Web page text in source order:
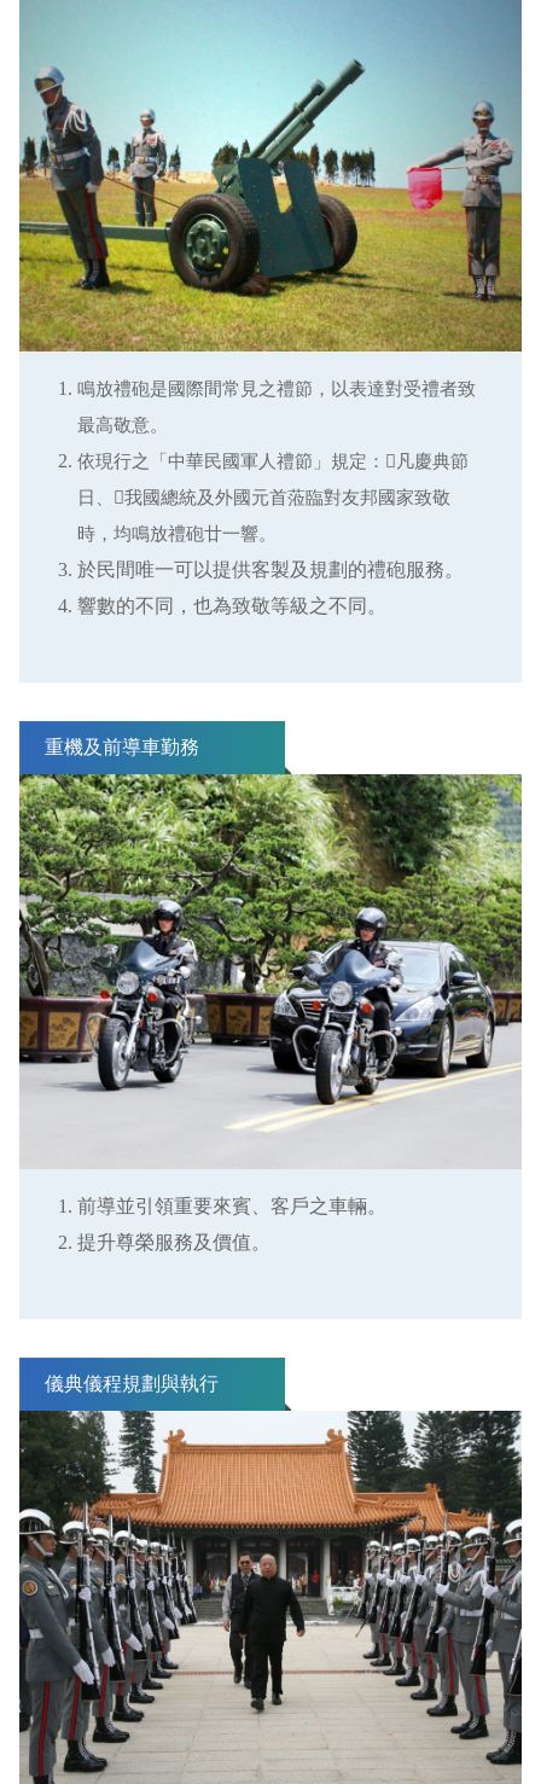
鳴放禮砲是國際間常見之禮節，以表達對受禮者致
最高敬意。
依現行之「中華民國軍人禮節」規定：凡慶典節
日、我國總統及外國元首蒞臨對友邦國家致敬
時，均鳴放禮砲廿一響。
於民間唯一可以提供客製及規劃的禮砲服務。
響數的不同，也為致敬等級之不同。
重機及前導車勤務
前導並引領重要來賓、客戶之車輛。
提升尊榮服務及價值。
儀典儀程規劃與執行